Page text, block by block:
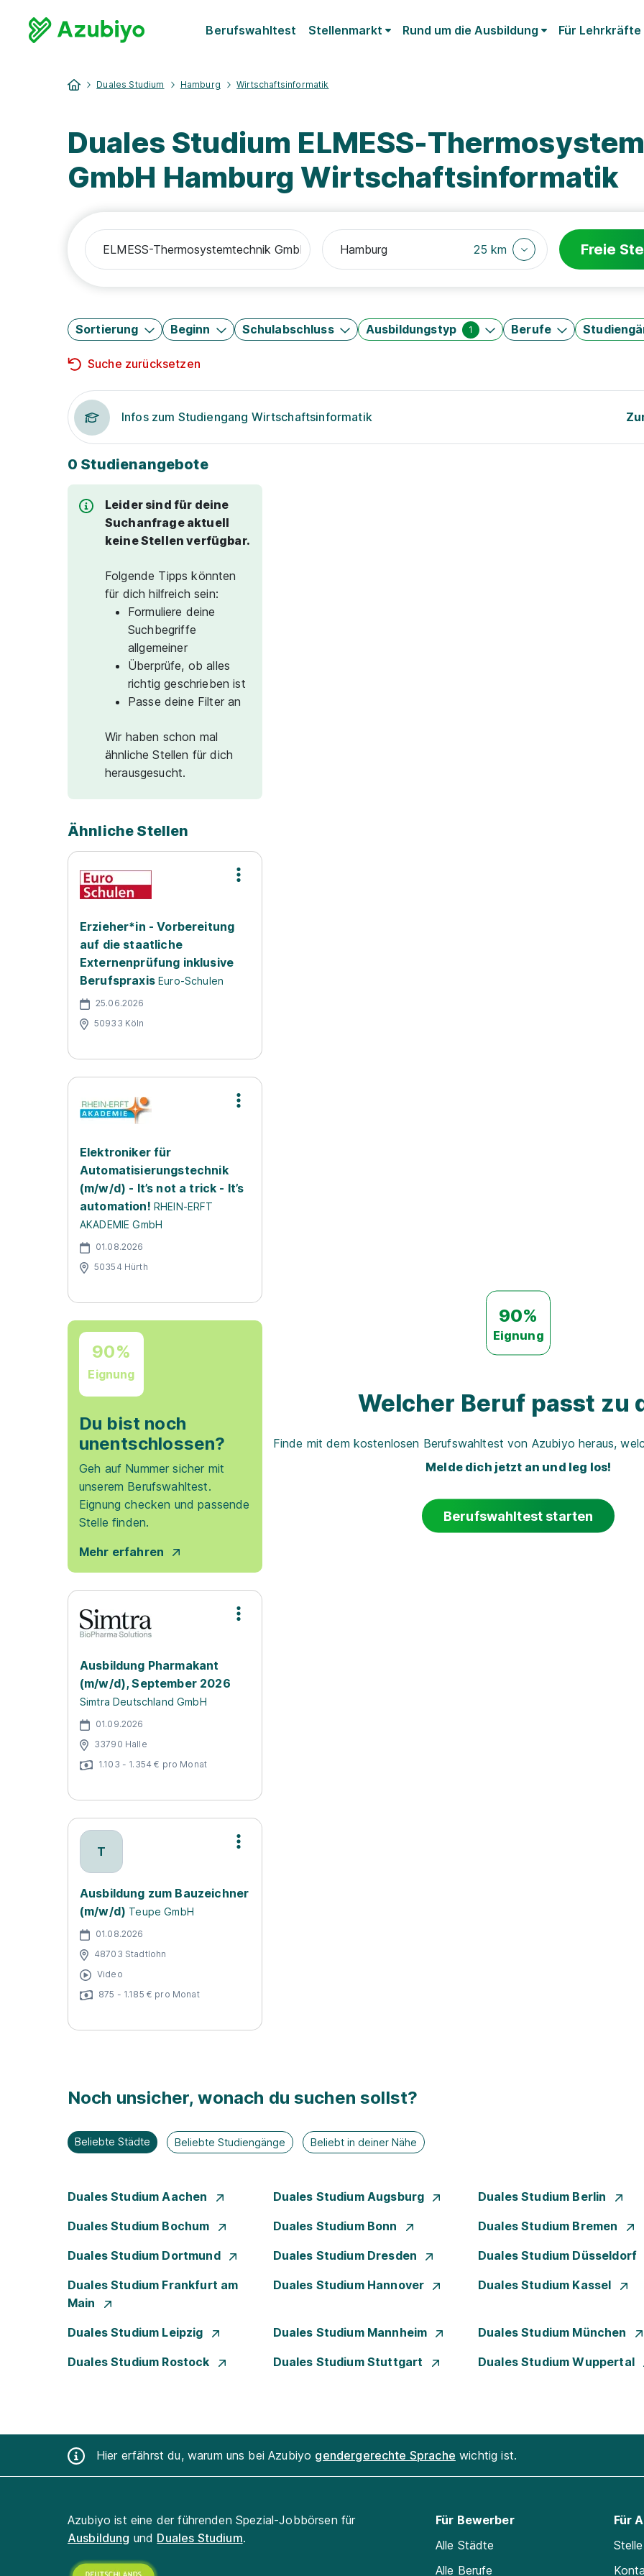
Berufswahltest Stellenmarkt Rund um die Ausbildung Für Lehrkräfte
Duales Studium Hamburg Wirtschaftsinformatik
Duales Studium ELMESS-
GmbH Hamburg Wirtschaftsinformatik
25 km Freie
Sortierung Beginn Schulabschluss Ausbildungstyp 1 Berufe
Suche zurücksetzen
Infos zum Studiengang Wirtschaftsinformatik
0 Studienangebote
Leider sind für deine
Suchanfrage aktuell
keine Stellen verfügbar.
Folgende Tipps könnten
für dich hilfreich sein:
Formuliere deine
Suchbegriffe
allgemeiner
Überprüfe, ob alles
richtig geschrieben ist
Passe deine Filter an
Wir haben schon mal
ähnliche Stellen für dich
herausgesucht.
Ähnliche Stellen
Erzieher*in - Vorbereitung
auf die staatliche
Externenprüfung inklusive
Berufspraxis Euro-Schulen
25.06.2026
50933 Köln
Elektroniker für
Automatisierungstechnik
(m/w/d) - It’s not a trick - It’s
automation! RHEIN-ERFT
AKADEMIE GmbH
01.08.2026
50354 Hürth
90%
Eignung
Du bist noch
unentschlossen?
Geh auf Nummer sicher mit
unserem Berufswahltest.
Eignung checken und passende
Stelle finden.
Mehr erfahren
Ausbildung Pharmakant
(m/w/d), September 2026
Simtra Deutschland GmbH
01.09.2026
33790 Halle
1.103 - 1.354 € pro Monat
T
Ausbildung zum Bauzeichner
(m/w/d) Teupe GmbH
01.08.2026
48703 Stadtlohn
Video
875 - 1.185 € pro Monat
90%
Eignung
Welcher Beruf passt zu
Finde mit dem kostenlosen Berufswahltest von Azubiyo heraus,
Melde dich jetzt an und leg los!
Berufswahltest starten
Noch unsicher, wonach du suchen sollst?
Beliebte Städte Beliebte Studiengänge Beliebt in deiner Nähe
Duales Studium Aachen Duales Studium Augsburg Duales Studium Berlin
Duales Studium Bochum Duales Studium Bonn Duales Studium Bremen
Duales Studium Dortmund Duales Studium Dresden Duales Studium Düsseldorf
Duales Studium Frankfurt am
Main
Duales Studium Hannover Duales Studium Kassel
Duales Studium Leipzig Duales Studium Mannheim Duales Studium München
Duales Studium Rostock Duales Studium Stuttgart Duales Studium Wuppertal
Hier erfährst du, warum uns bei Azubiyo gendergerechte Sprache wichtig ist.
Azubiyo ist eine der führenden Spezial-Jobbörsen für
Ausbildung und Duales Studium.
Für Bewerber
Alle Städte
Alle Berufe
Für